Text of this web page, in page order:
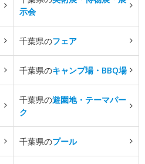
示会
千葉県のフェア
千葉県のキャンプ場・BBQ場
千葉県の遊園地・テーマパー
ク
千葉県のプール